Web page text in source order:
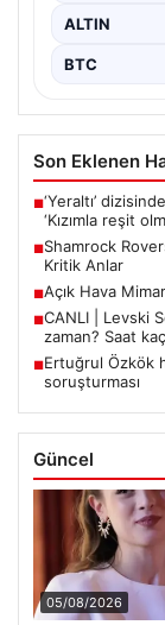
ALTIN
BTC
Son Eklenen
■‘Yeraltı’
‘Kızımla reşit
■Shamrock
Kritik Anlar
■Açık Hava
■CANLI | Levski
zaman? Saat
■Ertuğrul Özkök
soruşturması
Güncel
05/08/2026